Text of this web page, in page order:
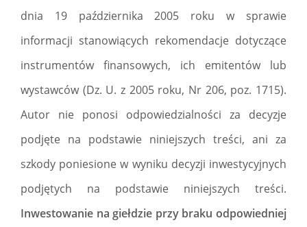
dnia 19 października 2005 roku w sprawie
informacji stanowiących rekomendacje dotyczące
instrumentów finansowych, ich emitentów lub
wystawców (Dz. U. z 2005 roku, Nr 206, poz. 1715).
Autor nie ponosi odpowiedzialności za decyzje
podjęte na podstawie niniejszych treści, ani za
szkody poniesione w wyniku decyzji inwestycyjnych
podjętych na podstawie niniejszych treści.
Inwestowanie na giełdzie przy braku odpowiedniej